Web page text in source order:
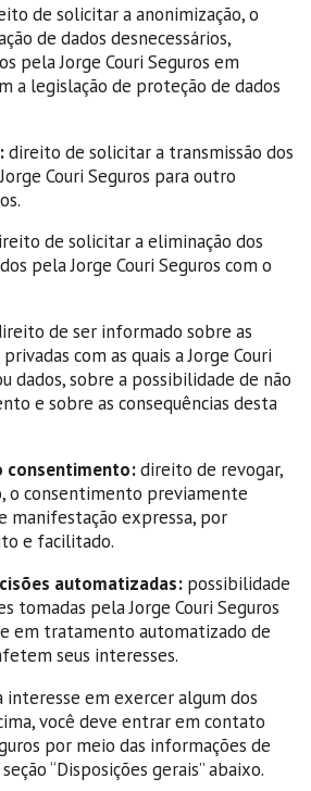
de solicitar a anonimização, o
de dados desnecessários,
pela Jorge Couri Seguros em
a legislação de proteção de dados
direito de solicitar a transmissão dos
Couri Seguros para outro
de solicitar a eliminação dos
pela Jorge Couri Seguros com o
de ser informado sobre as
com as quais a Jorge Couri
dados, sobre a possibilidade de não
e sobre as consequências desta
consentimento:direito de revogar,
o consentimento previamente
manifestação expressa, por
e facilitado.
automatizadas: possibilidade
tomadas pela Jorge Couri Seguros
em tratamento automatizado de
seus interesses.
interesse em exercer algum dos
você deve entrar em contato
por meio das informações de
“Disposições gerais” abaixo.